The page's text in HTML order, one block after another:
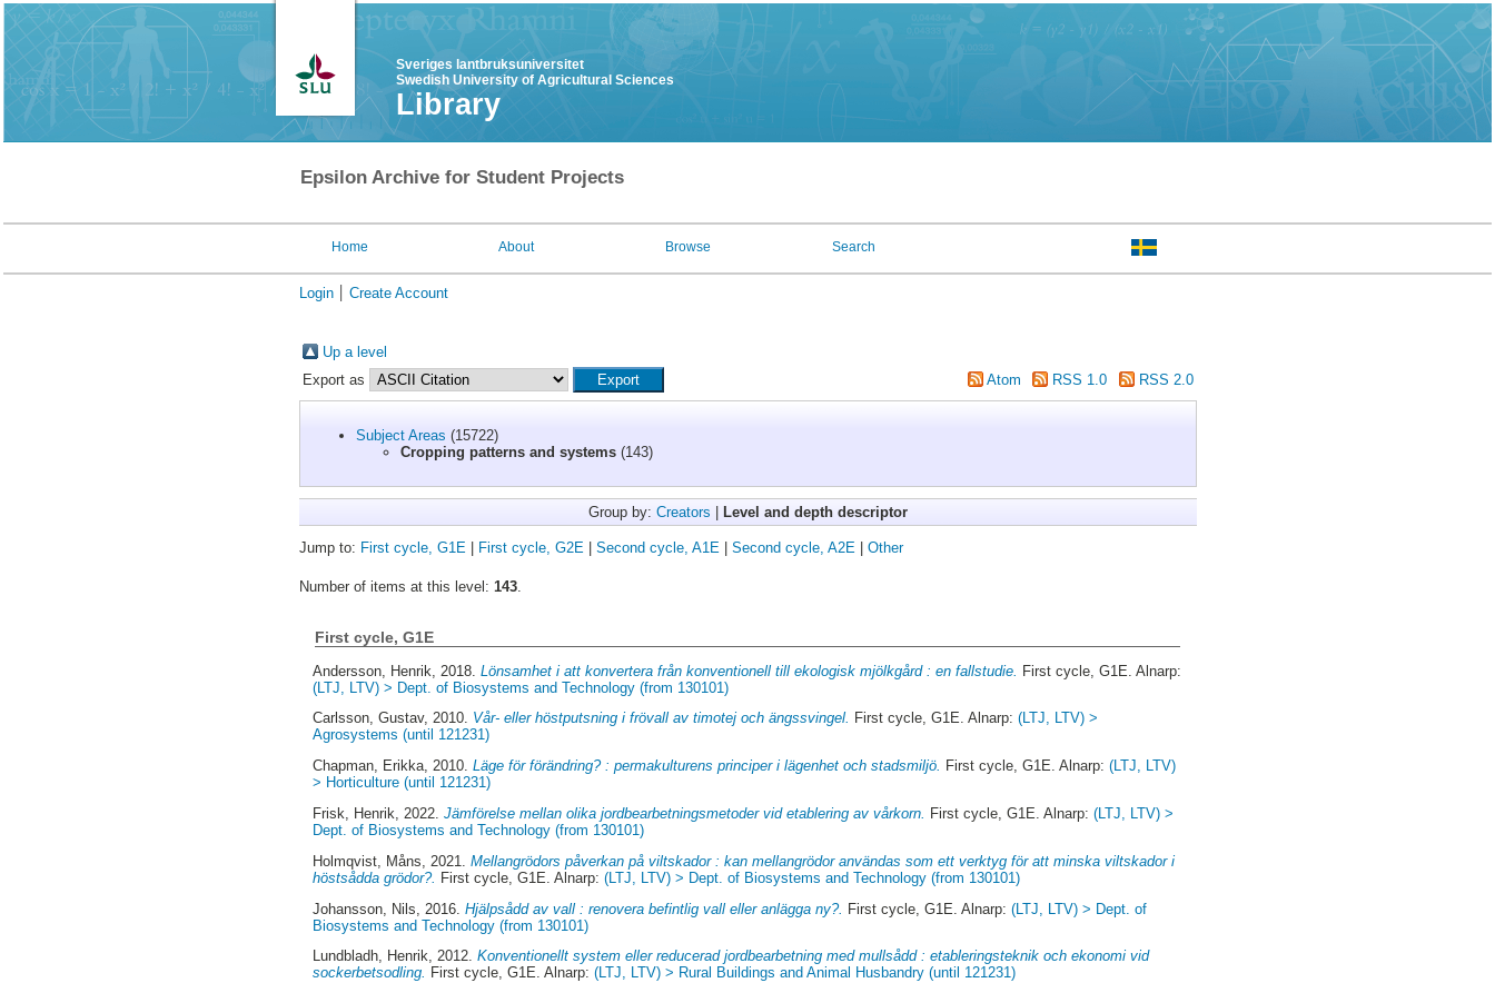
Sveriges lantbruksuniversitet
Swedish University of Agricultural Sciences
Library
Epsilon Archive for Student Projects
Home About Browse Search
Login Create Account
Up a level
Export as
Atom RSS 1.0 RSS 2.0
Subject Areas (15722)
Cropping patterns and systems(143)
Group by: Creators | Level and depth descriptor
Jump to: First cycle, G1E | First cycle, G2E | Second cycle, A1E | Second cycle, A2E | Other
Number of items at this level: 143.
First cycle, G1E
Andersson, Henrik , 2018.Lönsamhet i att konvertera från konventionell till ekologisk mjölkgård : en fallstudie. First cycle, G1E. Alnarp:
(LTJ, LTV) > Dept. of Biosystems and Technology (from 130101)
Carlsson, Gustav, 2010. Vår- eller höstputsning i frövall av timotej och ängssvingel. First cycle, G1E. Alnarp:(LTJ, LTV) >
Agrosystems (until 121231)
Chapman, Erikka, 2010.Läge för förändring? : permakulturens principer i lägenhet och stadsmiljö. First cycle, G1E. Alnarp:(LTJ, LTV)
> Horticulture (until 121231)
Frisk, Henrik, 2022.Jämförelse mellan olika jordbearbetningsmetoder vid etablering av vårkorn. First cycle, G1E. Alnarp:(LTJ, LTV) >
Dept. of Biosystems and Technology (from 130101)
Holmqvist, Måns , 2021.Mellangrödors påverkan på viltskador : kan mellangrödor användas som ett verktyg för att minska viltskador i
höstsådda grödor?. First cycle, G1E. Alnarp:(LTJ, LTV) > Dept. of Biosystems and Technology (from 130101)
Johansson, Nils , 2016.Hjälpsådd av vall : renovera befintlig vall eller anlägga ny?. First cycle, G1E. Alnarp:(LTJ, LTV) > Dept. of
Biosystems and Technology (from 130101)
Lundbladh, Henrik, 2012.Konventionellt system eller reducerad jordbearbetning med mullsådd : etableringsteknik och ekonomi vid
sockerbetsodling. First cycle, G1E. Alnarp:(LTJ, LTV) > Rural Buildings and Animal Husbandry (until 121231)